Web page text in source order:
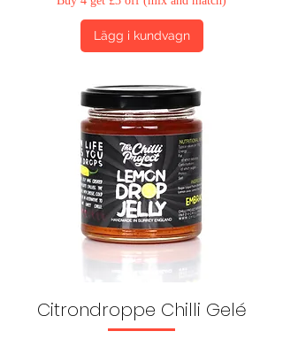
Lägg i kundvagn
Citrondroppe Chilli Gelé